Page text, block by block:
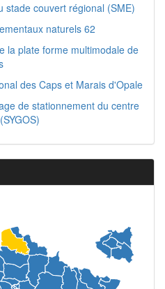
stade couvert régional (SME)
naturels 62
la plate forme multimodale de
des Caps et Marais d'Opale
de stationnement du centre